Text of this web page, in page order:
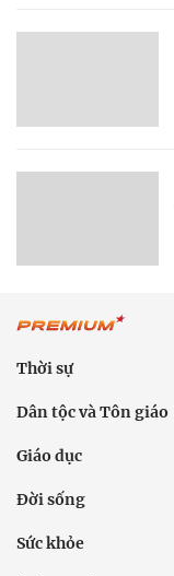
Thời sự
Dân tộc và Tôn giáo
Giáo dục
Đời sống
Sức khỏe